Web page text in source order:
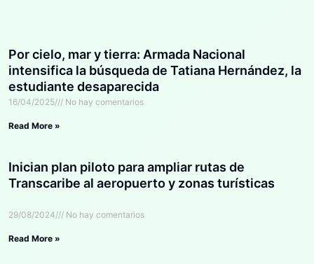
Por cielo, mar y tierra: Armada Nacional
intensifica la búsqueda de Tatiana Hernández, la
estudiante desaparecida
16/04/2025 No hay comentarios
Read More »
Inician plan piloto para ampliar rutas de
Transcaribe al aeropuerto y zonas turísticas
29/08/2024 No hay comentarios
Read More »